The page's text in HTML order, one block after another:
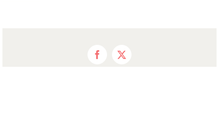
Facebook
X